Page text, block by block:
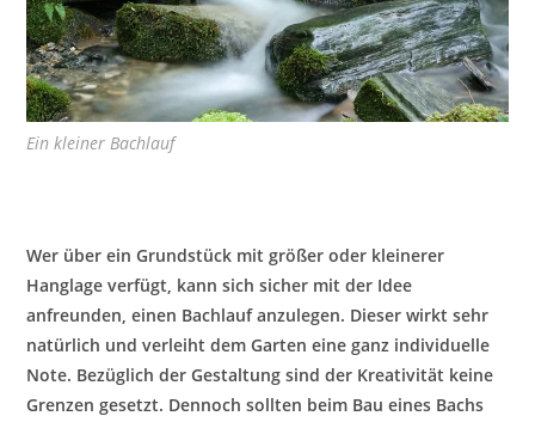
Ein kleiner Bachlauf
Wer über ein Grundstück mit größer oder kleinerer
Hanglage verfügt, kann sich sicher mit der Idee
anfreunden, einen Bachlauf anzulegen. Dieser wirkt sehr
natürlich und verleiht dem Garten eine ganz individuelle
Note. Bezüglich der Gestaltung sind der Kreativität keine
Grenzen gesetzt. Dennoch sollten beim Bau eines Bachs